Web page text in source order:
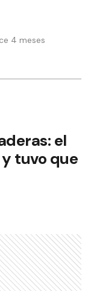
4 meses
el
tuvo que